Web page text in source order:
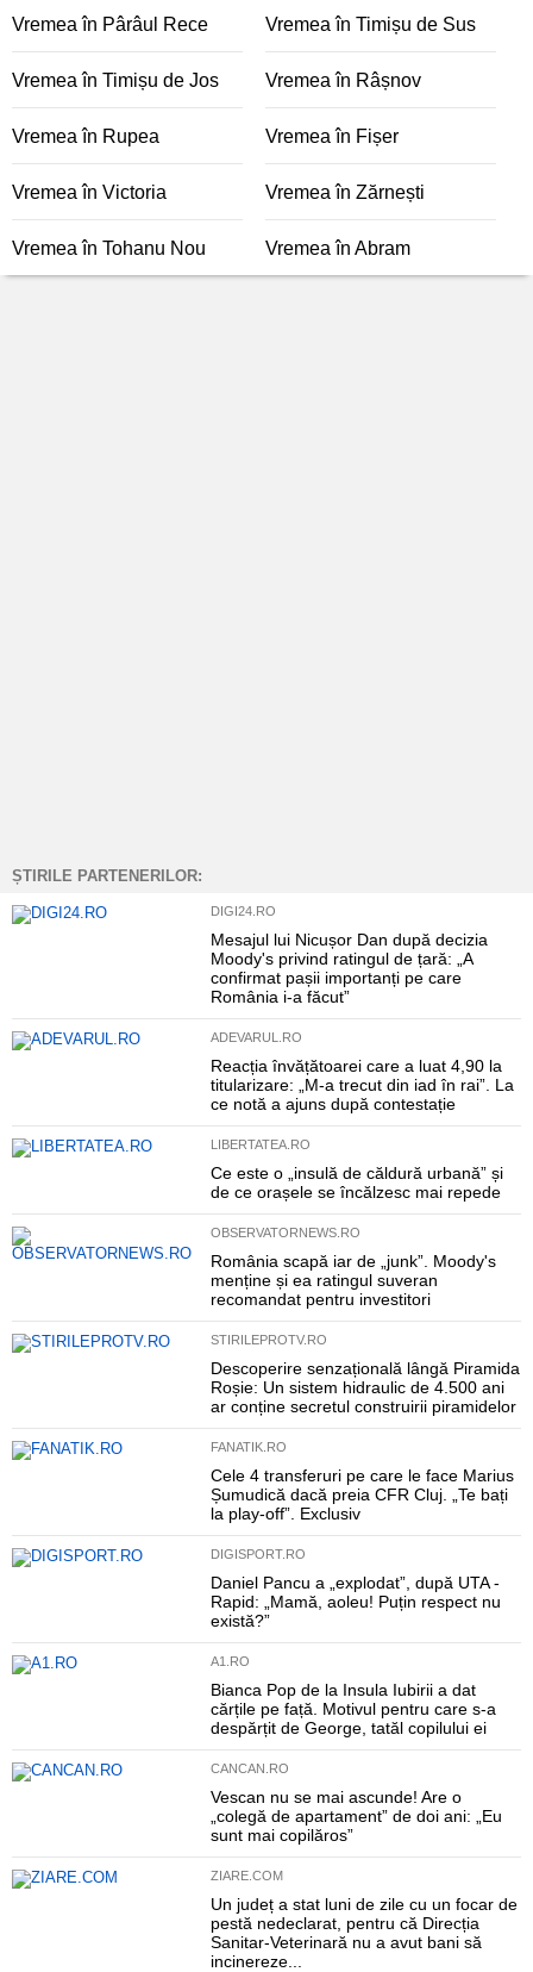
Vremea în Pârâul Rece Vremea în Timișu de Sus
Vremea în Timișu de Jos Vremea în Râșnov
Vremea în Rupea Vremea în Fișer
Vremea în Victoria Vremea în Zărnești
Vremea în Tohanu Nou Vremea în Abram
ȘTIRILE PARTENERILOR:
DIGI24.RO
Mesajul lui Nicușor Dan după decizia
Moody's privind ratingul de țară: „A
confirmat pașii importanți pe care
România i-a făcut”
ADEVARUL.RO
Reacția învățătoarei care a luat 4,90 la
titularizare: „M-a trecut din iad în rai”. La
ce notă a ajuns după contestație
LIBERTATEA.RO
Ce este o „insulă de căldură urbană” și
de ce orașele se încălzesc mai repede
OBSERVATORNEWS.RO
România scapă iar de „junk”. Moody's
menține și ea ratingul suveran
recomandat pentru investitori
STIRILEPROTV.RO
Descoperire senzațională lângă Piramida
Roșie: Un sistem hidraulic de 4.500 ani
ar conține secretul construirii piramidelor
FANATIK.RO
Cele 4 transferuri pe care le face Marius
Șumudică dacă preia CFR Cluj. „Te bați
la play-off”. Exclusiv
DIGISPORT.RO
Daniel Pancu a „explodat”, după UTA -
Rapid: „Mamă, aoleu! Puțin respect nu
există?”
A1.RO
Bianca Pop de la Insula Iubirii a dat
cărțile pe față. Motivul pentru care s-a
despărțit de George, tatăl copilului ei
CANCAN.RO
Vescan nu se mai ascunde! Are o
„colegă de apartament” de doi ani: „Eu
sunt mai copilăros”
ZIARE.COM
Un județ a stat luni de zile cu un focar de
pestă nedeclarat, pentru că Direcția
Sanitar-Veterinară nu a avut bani să
incinereze...